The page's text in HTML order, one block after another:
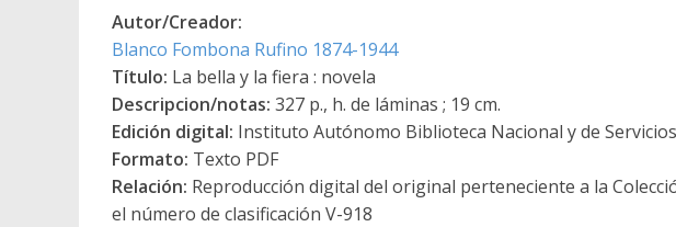
Autor/Creador:
Blanco Fombona Rufino 1874-1944
Título: La bella y la fiera : novela
Descripcion/notas: 327 p., h. de láminas ; 19 cm.
Edición digital: Instituto Autónomo Biblioteca Nacional y de
Formato: Texto PDF
Relación: Reproducción digital del original perteneciente a la
el número de clasificación V-918